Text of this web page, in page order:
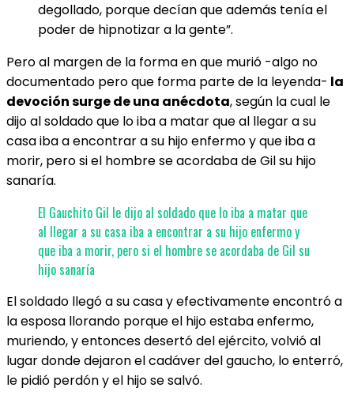
degollado, porque decían que además tenía el
poder de hipnotizar a la gente”.
Pero al margen de la forma en que murió -algo no
documentado pero que forma parte de la leyenda- la
devoción surge de una anécdota, según la cual le
dijo al soldado que lo iba a matar que al llegar a su
casa iba a encontrar a su hijo enfermo y que iba a
morir, pero si el hombre se acordaba de Gil su hijo
sanaría.
El Gauchito Gil le dijo al soldado que lo iba a matar que
al llegar a su casa iba a encontrar a su hijo enfermo y
que iba a morir, pero si el hombre se acordaba de Gil su
hijo sanaría
El soldado llegó a su casa y efectivamente encontró a
la esposa llorando porque el hijo estaba enfermo,
muriendo, y entonces desertó del ejército, volvió al
lugar donde dejaron el cadáver del gaucho, lo enterró,
le pidió perdón y el hijo se salvó.